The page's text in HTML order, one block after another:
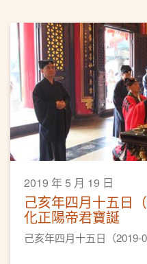
2019 年 5 月 19 日
己亥年四月十五日
化正陽帝君寶誕
己亥年四月十五日（